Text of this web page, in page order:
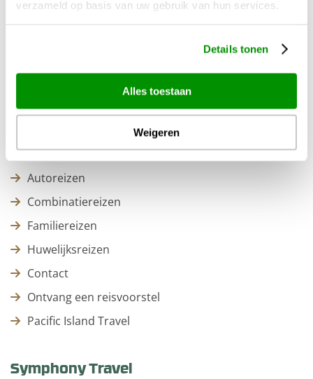
verzameld op basis van uw gebruik van hun services.
Details tonen
Alles toestaan
Weigeren
Algemeen
Safarireizen
Strandvakanties
Autoreizen
Combinatiereizen
Familiereizen
Huwelijksreizen
Contact
Ontvang een reisvoorstel
Pacific Island Travel
Symphony Travel